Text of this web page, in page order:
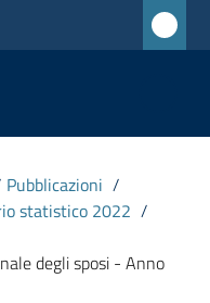
Pubblicazioni /
statistico 2022 /
degli sposi - Anno